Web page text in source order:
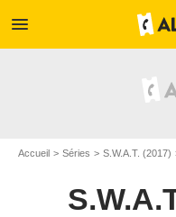
menu
Accueil Séries S.W.A.T. (2017)